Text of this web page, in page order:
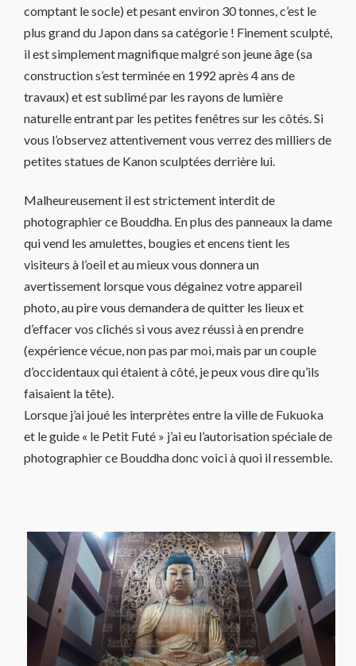
comptant le socle) et pesant environ 30 tonnes, c’est le
plus grand du Japon dans sa catégorie ! Finement sculpté,
il est simplement magnifique malgré son jeune âge (sa
construction s’est terminée en 1992 après 4 ans de
travaux) et est sublimé par les rayons de lumière
naturelle entrant par les petites fenêtres sur les côtés. Si
vous l’observez attentivement vous verrez des milliers de
petites statues de Kanon sculptées derrière lui.
Malheureusement il est strictement interdit de
photographier ce Bouddha. En plus des panneaux la dame
qui vend les amulettes, bougies et encens tient les
visiteurs à l’oeil et au mieux vous donnera un
avertissement lorsque vous dégainez votre appareil
photo, au pire vous demandera de quitter les lieux et
d’effacer vos clichés si vous avez réussi à en prendre
(expérience vécue, non pas par moi, mais par un couple
d’occidentaux qui étaient à côté, je peux vous dire qu’ils
faisaient la tête).
Lorsque j’ai joué les interprètes entre la ville de Fukuoka
et le guide « le Petit Futé » j’ai eu l’autorisation spéciale de
photographier ce Bouddha donc voici à quoi il ressemble.